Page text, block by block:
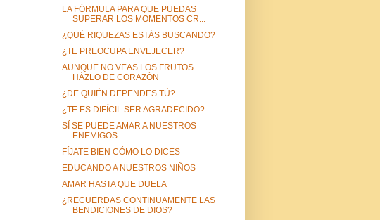
LA FÓRMULA PARA QUE PUEDAS
SUPERAR LOS MOMENTOS CR...
¿QUÉ RIQUEZAS ESTÁS BUSCANDO?
¿TE PREOCUPA ENVEJECER?
AUNQUE NO VEAS LOS FRUTOS...
HÁZLO DE CORAZÓN
¿DE QUIÉN DEPENDES TÚ?
¿TE ES DIFÍCIL SER AGRADECIDO?
SÍ SE PUEDE AMAR A NUESTROS
ENEMIGOS
FÍJATE BIEN CÓMO LO DICES
EDUCANDO A NUESTROS NIÑOS
AMAR HASTA QUE DUELA
¿RECUERDAS CONTINUAMENTE LAS
BENDICIONES DE DIOS?